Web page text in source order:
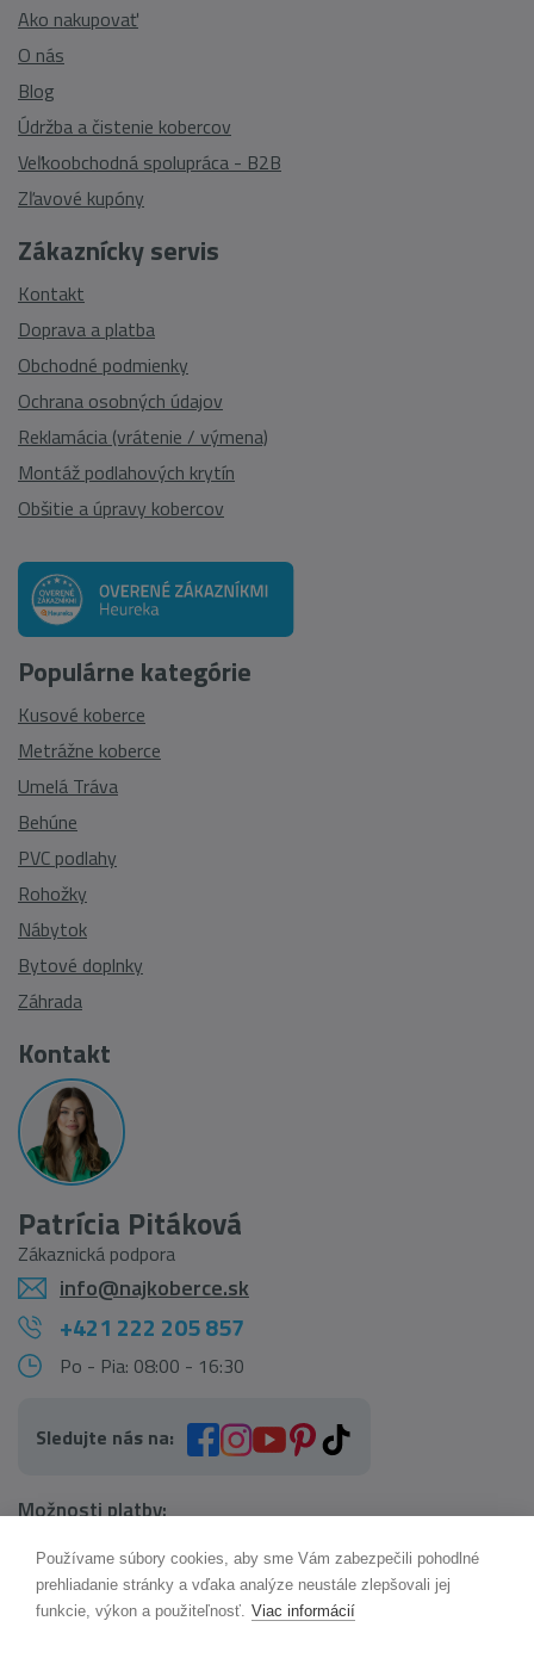
Zákaznícky servis
Kontakt
Doprava a platba
Obchodné podmienky
Ochrana osobných údajov
Reklamácia (vrátenie / výmena)
Montáž podlahových krytín
Obšitie a úpravy kobercov
Ako nakupovať
O nás
Blog
Údržba a čistenie kobercov
Veľkoobchodná spolupráca - B2B
Zľavové kupóny
Populárne kategórie
Kusové koberce
Metrážne koberce
Umelá Tráva
Behúne
PVC podlahy
Rohožky
Nábytok
Bytové doplnky
Záhrada
Kontakt
Patrícia Pitáková
Zákaznická podpora
info@najkoberce.sk
+421 222 205 857
Po - Pia: 08:00 - 16:30
Sledujte nás na:
Možnosti platby:
Používame súbory cookies, aby sme Vám zabezpečili pohodlné
prehliadanie stránky a vďaka analýze neustále zlepšovali jej
funkcie, výkon a použiteľnosť. Viac informácií
AI pomocník Maxík
Online